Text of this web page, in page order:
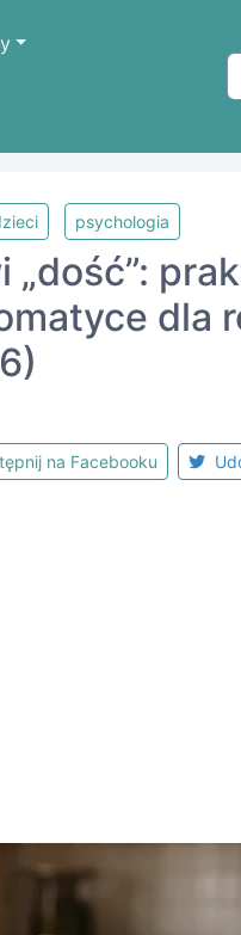
psychologia
„dość”:
dla
na Facebooku